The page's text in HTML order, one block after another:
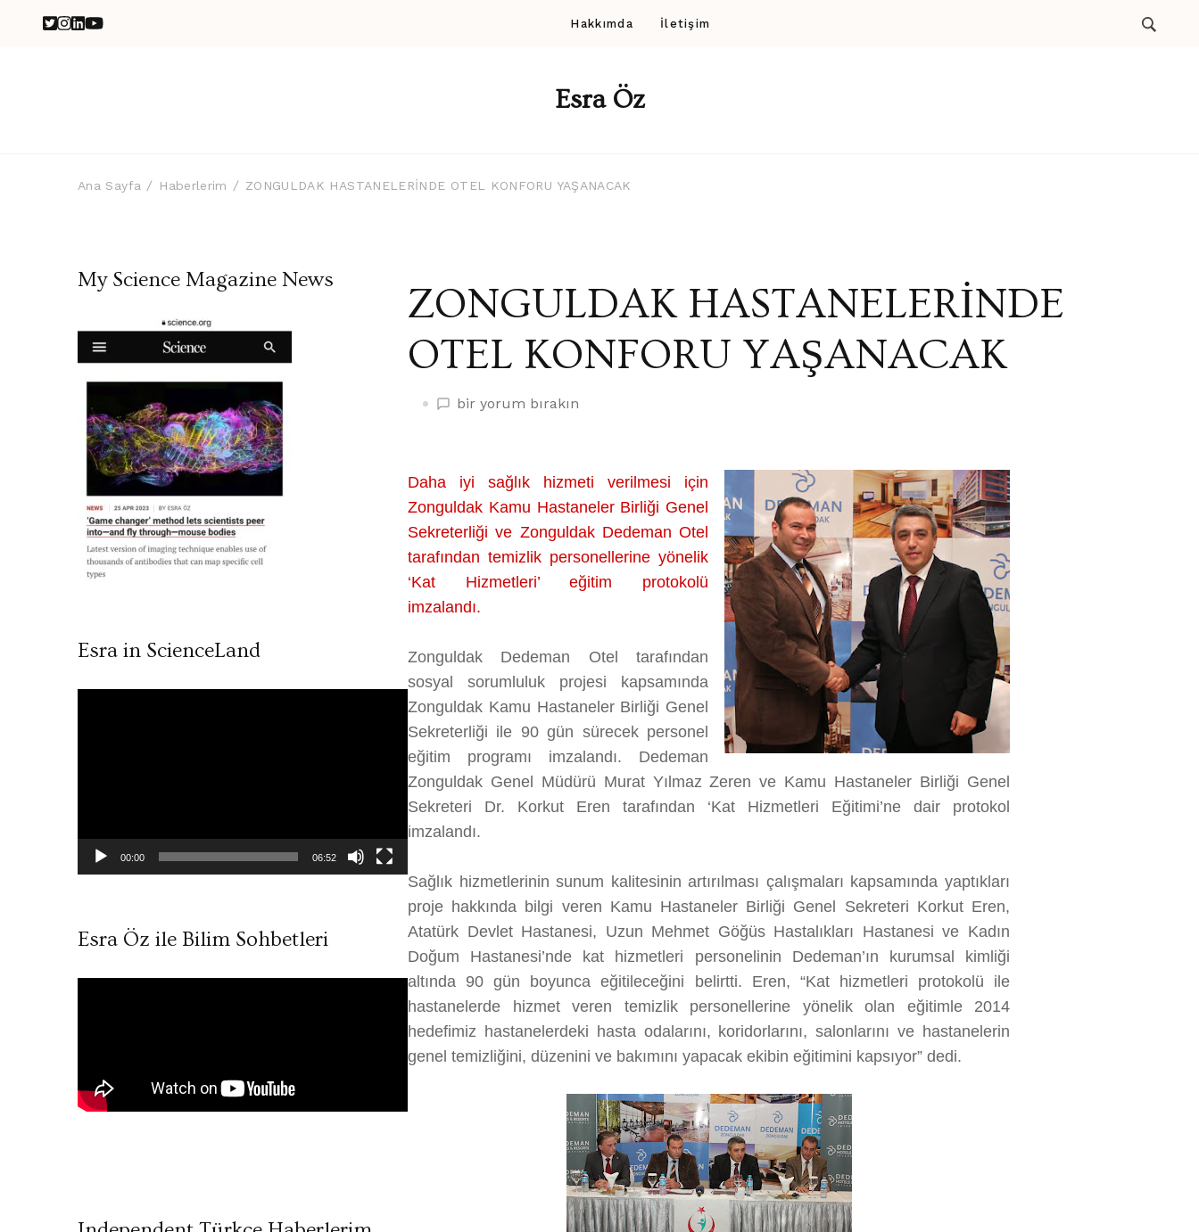
Hakkımda İletişim
Esra Öz
Ana Sayfa Haberlerim ZONGULDAK HASTANELERİNDE OTEL KONFORU YAŞANACAK
ZONGULDAK HASTANELERİNDE
OTEL KONFORU YAŞANACAK
ZONGULDAK
YAŞANACAK
üzerine
bir yorum bırakın
Daha iyi sağlık hizmeti verilmesi için
Zonguldak Kamu Hastaneler Birliği Genel
Sekreterliği ve Zonguldak Dedeman Otel
tarafından temizlik personellerine yönelik
‘Kat Hizmetleri’ eğitim protokolü
imzalandı.
Zonguldak Dedeman Otel tarafından
sosyal sorumluluk projesi kapsamında
Zonguldak Kamu Hastaneler Birliği Genel
Sekreterliği ile 90 gün sürecek personel
eğitim programı imzalandı. Dedeman
Zonguldak Genel Müdürü Murat Yılmaz Zeren ve Kamu Hastaneler Birliği Genel
Sekreteri Dr. Korkut Eren tarafından ‘Kat Hizmetleri Eğitimi’ne dair protokol
imzalandı.
Sağlık hizmetlerinin sunum kalitesinin artırılması çalışmaları kapsamında yaptıkları
proje hakkında bilgi veren Kamu Hastaneler Birliği Genel Sekreteri Korkut Eren,
Atatürk Devlet Hastanesi, Uzun Mehmet Göğüs Hastalıkları Hastanesi ve Kadın
Doğum Hastanesi’nde kat hizmetleri personelinin Dedeman’ın kurumsal kimliği
altında 90 gün boyunca eğitileceğini belirtti. Eren, “Kat hizmetleri protokolü ile
hastanelerde hizmet veren temizlik personellerine yönelik olan eğitimle 2014
hedefimiz hastanelerdeki hasta odalarını, koridorlarını, salonlarını ve hastanelerin
genel temizliğini, düzenini ve bakımını yapacak ekibin eğitimini kapsıyor” dedi.
My Science Magazine News
Esra in ScienceLand
00:00 06:52
Esra Öz ile Bilim Sohbetleri